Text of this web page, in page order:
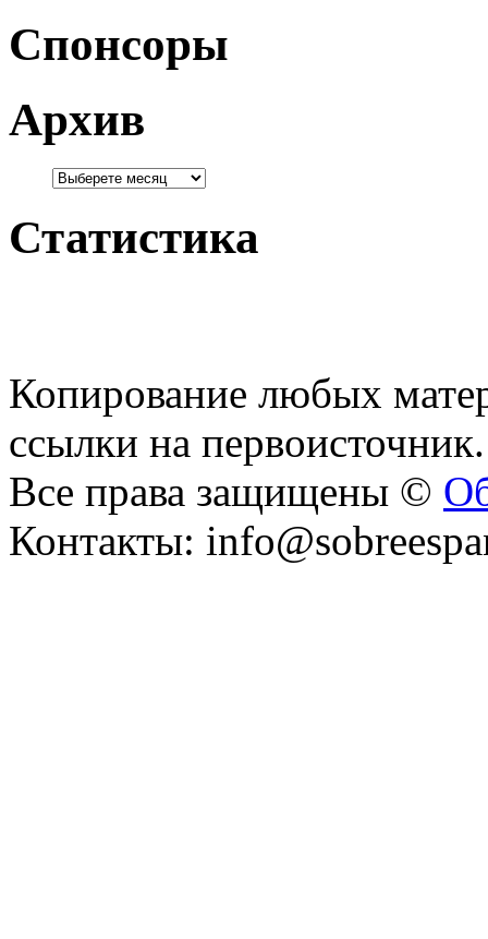
Спонсоры
Архив
Статистика
Копирование любых
ссылки на первоисточник.
Все права защищены ©
Контакты: